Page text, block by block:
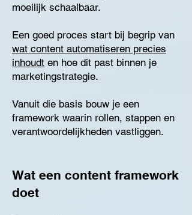
moeilijk schaalbaar.
Een goed proces start bij begrip van
wat content automatiseren precies
inhoudt en hoe dit past binnen je
marketingstrategie.
Vanuit die basis bouw je een
framework waarin rollen, stappen en
verantwoordelijkheden vastliggen.
Wat een content framework
doet